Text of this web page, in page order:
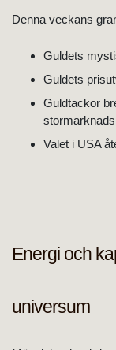
Denna veckans
Guldets
Guldets
Guldtackor
Valet i USA
Energi och
universum